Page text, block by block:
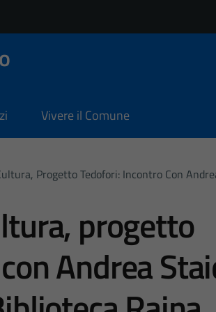
Vivere il Comune
Progetto Tedofori: Incontro Con
progetto
Andrea